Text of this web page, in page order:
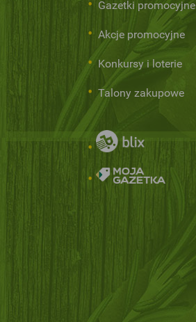
Gazetki promocyjne
Akcje promocyjne
Konkursy i loterie
Talony zakupowe